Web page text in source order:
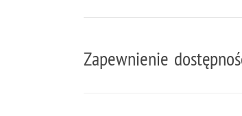
Zapewnienie